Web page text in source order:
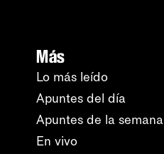
Más
Lo más leído
Apuntes del día
Apuntes de la semana
En vivo